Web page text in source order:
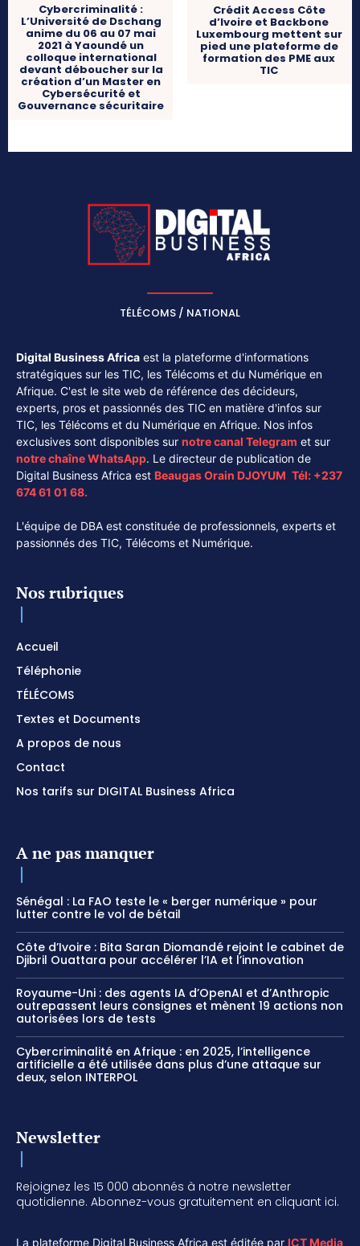
Cybercriminalité :
L’Université de Dschang
anime du 06 au 07 mai
2021 à Yaoundé un
colloque international
devant déboucher sur la
création d’un Master en
Cybersécurité et
Gouvernance sécuritaire
Crédit Access Côte
d’Ivoire et Backbone
Luxembourg mettent sur
pied une plateforme de
formation des PME aux
TIC
TÉLÉCOMS / NATIONAL
Digital Business Africa est la plateforme d'informations
stratégiques sur les TIC, les Télécoms et du Numérique en
Afrique. C'est le site web de référence des décideurs,
experts, pros et passionnés des TIC en matière d'infos sur
TIC, les Télécoms et du Numérique en Afrique. Nos infos
exclusives sont disponibles sur notre canal Telegram et sur
notre chaîneWhatsApp. Le directeur de publication de
Digital Business Africa est Beaugas Orain DJOYUM. Tél: +237
674 61 01 68.
L'équipe de DBA est constituée de professionnels, experts et
passionnés des TIC, Télécoms et Numérique.
Nos rubriques
Accueil
Téléphonie
TÉLÉCOMS
Textes et Documents
A propos de nous
Contact
Nos tarifs sur DIGITAL Business Africa
A ne pas manquer
Sénégal : La FAO teste le « berger numérique » pour
lutter contre le vol de bétail
Côte d’Ivoire : Bita Saran Diomandé rejoint le cabinet de
Djibril Ouattara pour accélérer l’IA et l’innovation
Royaume-Uni : des agents IA d’OpenAI et d’Anthropic
outrepassent leurs consignes et mènent 19 actions non
autorisées lors de tests
Cybercriminalité en Afrique : en 2025, l’intelligence
artificielle a été utilisée dans plus d’une attaque sur
deux, selon INTERPOL
Newsletter
Rejoignez les 15 000 abonnés à notre newsletter
quotidienne. Abonnez-vous gratuitement en cliquant ici.
La plateforme Digital Business Africa est éditée par ICT Media